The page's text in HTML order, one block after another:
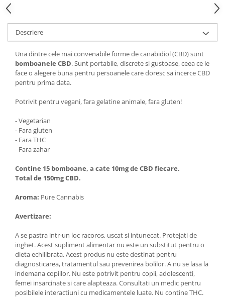
Descriere
Una dintre cele mai convenabile forme de canabidiol (CBD) sunt
bomboanele CBD. Sunt portabile, discrete si gustoase, ceea ce le
face o alegere buna pentru persoanele care doresc sa incerce CBD
pentru prima data.
Potrivit pentru vegani, fara gelatine animale, fara gluten!
- Vegetarian
- Fara gluten
- Fara THC
- Fara zahar
Contine 15 bomboane, a cate 10mg de CBD fiecare.
Total de 150mg CBD.
Aroma: Pure Cannabis
Avertizare:
A se pastra intr-un loc racoros, uscat si intunecat. Protejati de
inghet. Acest supliment alimentar nu este un substitut pentru o
dieta echilibrata. Acest produs nu este destinat pentru
diagnosticarea, tratamentul sau prevenirea bolilor. A nu se lasa la
indemana copiilor. Nu este potrivit pentru copii, adolescenti,
femei insarcinate si care alapteaza. Consultati un medic pentru
posibilele interactiuni cu medicamentele luate. Nu contine THC.